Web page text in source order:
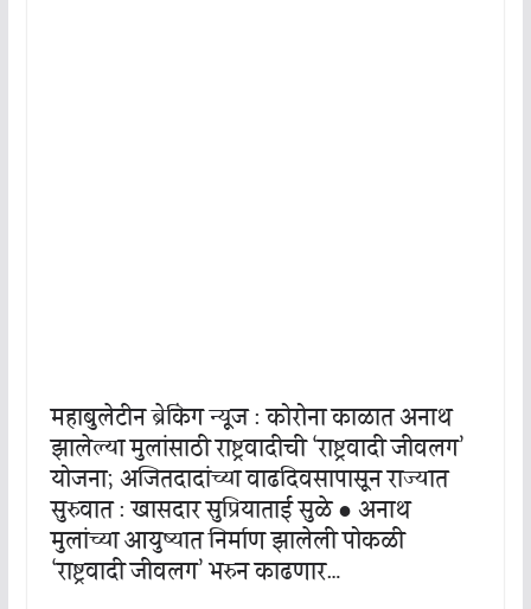
महाबुलेटीन ब्रेकिंग न्यूज : कोरोना काळात अनाथ
झालेल्या मुलांसाठी राष्ट्रवादीची ‘राष्ट्रवादी जीवलग’
योजना; अजितदादांच्या वाढदिवसापासून राज्यात
सुरुवात : खासदार सुप्रियाताई सुळे ● अनाथ
मुलांच्या आयुष्यात निर्माण झालेली पोकळी
‘राष्ट्रवादी जीवलग’ भरुन काढणार…